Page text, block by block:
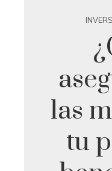
las
tu